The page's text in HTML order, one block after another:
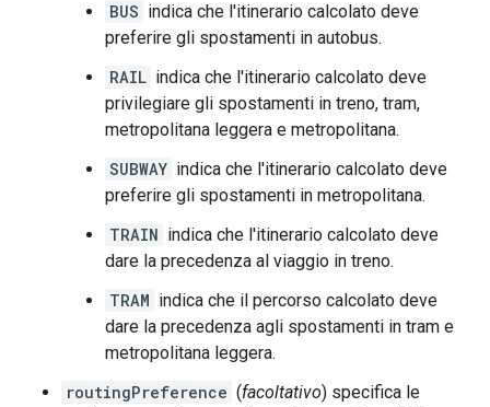
BUS indica che l'itinerario calcolato deve
preferire gli spostamenti in autobus.
RAIL indica che l'itinerario calcolato deve
privilegiare gli spostamenti in treno, tram,
metropolitana leggera e metropolitana.
SUBWAY indica che l'itinerario calcolato deve
preferire gli spostamenti in metropolitana.
TRAIN indica che l'itinerario calcolato deve
dare la precedenza al viaggio in treno.
TRAM indica che il percorso calcolato deve
dare la precedenza agli spostamenti in tram e
metropolitana leggera.
routingPreference (facoltativo) specifica le